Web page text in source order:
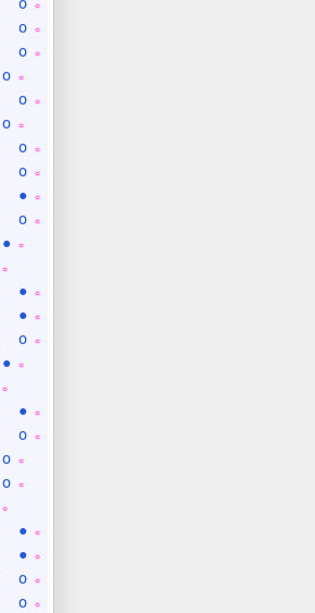
☼
o
☼
o
☼
o
☼
o
☼
o
☼
o
☼
o
☼
o
☼
●
☼
o
☼
●
☼
☼
●
☼
●
☼
o
☼
●
☼
☼
●
☼
o
☼
o
☼
o
☼
☼
●
☼
●
☼
o
☼
o